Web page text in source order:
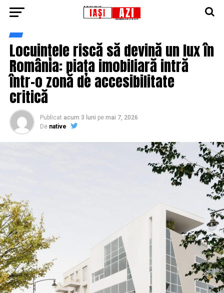
Locuințele riscă să devină un lux în
România: piața imobiliară intră
într-o zonă de accesibilitate
critică
Publicat acum 3 luni pe mai 7, 2026
De native